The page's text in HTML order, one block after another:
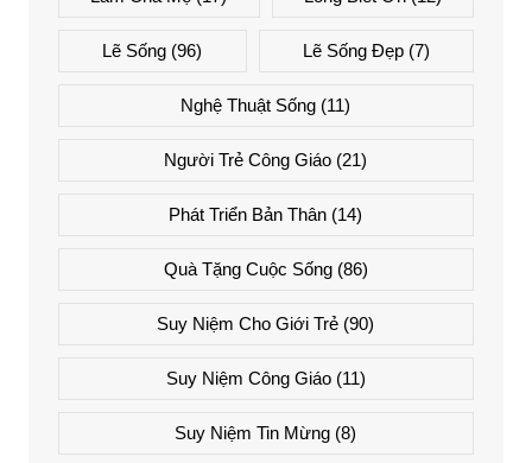
Lẽ Sống (96) Lẽ Sống Đẹp(7)
Nghệ Thuật Sống (11)
Người Trẻ Công Giáo (21)
Phát Triển Bản Thân (14)
Quà Tặng Cuộc Sống(86)
Suy Niệm Cho Giới Trẻ (90)
Suy Niệm Công Giáo(11)
Suy Niệm Tin Mừng (8)